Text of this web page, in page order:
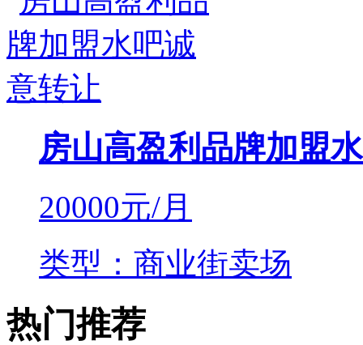
房山高盈利品牌加盟
20000元/月
类型：商业街卖场
热门推荐